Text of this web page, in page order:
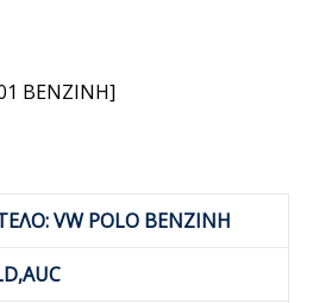
BENZINH]
VW POLO BENZINH